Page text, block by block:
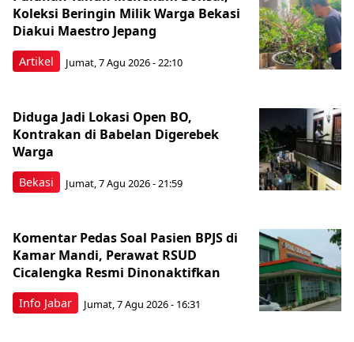
Artikel
Koleksi Beringin Milik Warga Bekasi
Diakui Maestro Jepang
Jumat, 7 Agu 2026 - 22:10
Bekasi
Diduga Jadi Lokasi Open BO,
Kontrakan di Babelan Digerebek
Warga
Jumat, 7 Agu 2026 - 21:59
Info Jabar
Komentar Pedas Soal Pasien BPJS di
Kamar Mandi, Perawat RSUD
Cicalengka Resmi Dinonaktifkan
Jumat, 7 Agu 2026 - 16:31